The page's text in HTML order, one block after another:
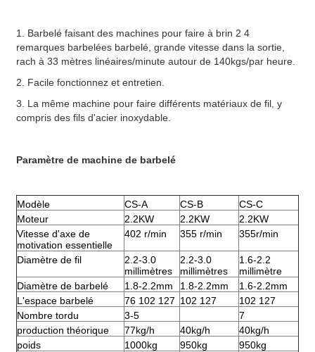
1. Barbelé faisant des machines pour faire à brin 2 4
remarques barbelées barbelé, grande vitesse dans la sortie,
rach à 33 mètres linéaires/minute autour de 140kgs/par heure.
2. Facile fonctionnez et entretien.
3. La même machine pour faire différents matériaux de fil, y
compris des fils d'acier inoxydable.
Paramètre de machine de barbelé
Modèle CS-A CS-B
CS-C
Moteur
2.2KW 2.2KW
2.2KW
Vitesse d'axe de
motivation essentielle
402 r/min 355 r/min 355r/min
Diamètre de fil
2.2-3.0
millimètres
2.2-3.0
millimètres
1.6-2.2
millimètre
Diamètre de barbelé
1.8-2.2mm 1.8-2.2mm
1.6-2.2mm
L'espace barbelé
76 102 127 102 127
102 127
Nombre tordu
3-5
7
production théorique
77kg/h 40kg/h
40kg/h
poids
1000kg 950kg
950kg